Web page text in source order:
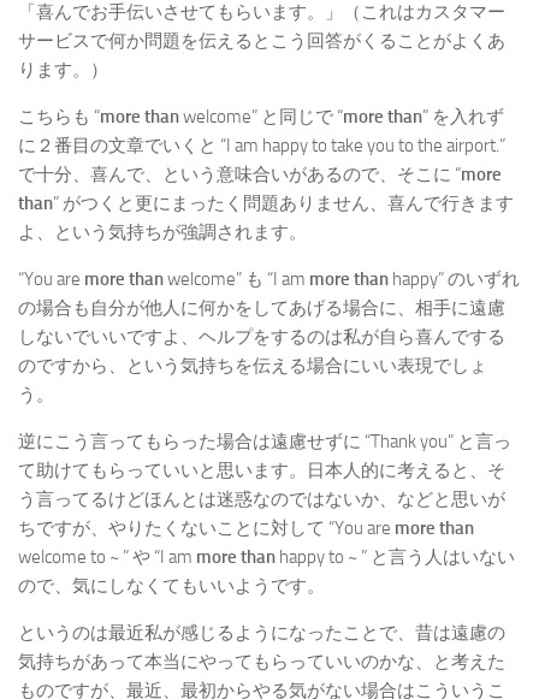
「喜んでお手伝いさせてもらいます。」（これはカスタマー
サービスで何か問題を伝えるとこう回答がくることがよくあ
ります。）
こちらも “more thanwelcome” と同じで “more than” を入れず
に２番目の文章でいくと “I am happy to take you to the airport.”
で十分、喜んで、という意味合いがあるので、そこに “more
than” がつくと更にまったく問題ありません、喜んで行きます
よ、という気持ちが強調されます。
“You are more thanwelcome” も “I am more than happy” のいずれ
の場合も自分が他人に何かをしてあげる場合に、相手に遠慮
しないでいいですよ、ヘルプをするのは私が自ら喜んでする
のですから、という気持ちを伝える場合にいい表現でしょ
う。
逆にこう言ってもらった場合は遠慮せずに “Thank you” と言っ
て助けてもらっていいと思います。日本人的に考えると、そ
う言ってるけどほんとは迷惑なのではないか、などと思いが
ちですが、やりたくないことに対して “You are more than
welcome to ~ ” や “I am more than happy to ~ ” と言う人はいない
ので、気にしなくてもいいようです。
というのは最近私が感じるようになったことで、昔は遠慮の
気持ちがあって本当にやってもらっていいのかな、と考えた
ものですが、最近、最初からやる気がない場合はこういうこ